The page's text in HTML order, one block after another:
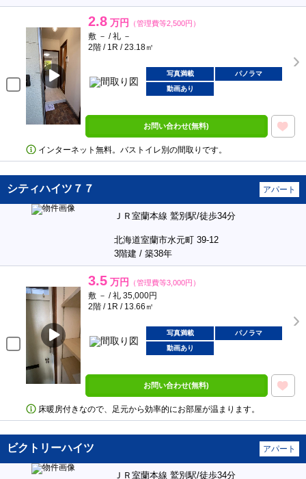
2.8 万円 （管理費等2,500円）
敷 － / 礼 －
2階 / 1R / 23.18㎡
写真満載
パノラマ
動画あり
お問い合わせ(無料)
インターネット無料。バストイレ別の間取りです。
シティハイツ７７ アパート
ＪＲ室蘭本線 鷲別駅/徒歩34分
北海道室蘭市水元町 39-12
3階建 / 築38年
3.5 万円 （管理費等3,000円）
敷 － / 礼 35,000円
2階 / 1R / 13.66㎡
写真満載
パノラマ
動画あり
お問い合わせ(無料)
床暖房付きなので、足元から効率的にお部屋が温まります。
ビクトリーハイツ アパート
ＪＲ室蘭本線 鷲別駅/徒歩34分